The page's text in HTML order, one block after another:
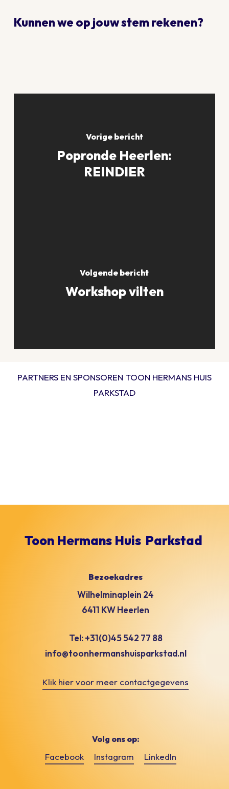
Kunnen we op jouw stem rekenen?
Vorige bericht
Popronde Heerlen:
REINDIER
Volgende bericht
Workshop vilten
PARTNERS EN SPONSOREN TOON HERMANS HUIS
PARKSTAD
Toon Hermans Huis Parkstad
Bezoekadres
Wilhelminaplein 24
6411 KW Heerlen
Tel: +31(0)45 542 77 88
info@toonhermanshuisparkstad.nl
Klik hier voor meer contactgegevens
Volg ons op:
Facebook Instagram LinkedIn